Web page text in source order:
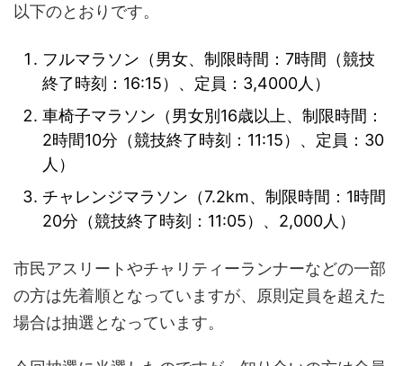
以下のとおりです。
フルマラソン（男女、制限時間：7時間（競技
終了時刻：16:15）、定員：3,4000人）
車椅子マラソン（男女別16歳以上、制限時間：
2時間10分（競技終了時刻：11:15）、定員：30
人）
チャレンジマラソン（7.2km、制限時間：1時間
20分（競技終了時刻：11:05）、2,000人）
市民アスリートやチャリティーランナーなどの一部
の方は先着順となっていますが、原則定員を超えた
場合は抽選となっています。